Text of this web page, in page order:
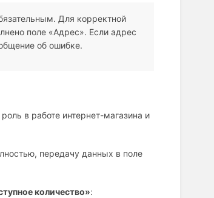
Для корректной
поле «Адрес». Если адрес
об ошибке.
в работе интернет-магазина и
передачу данных в поле
количество»: